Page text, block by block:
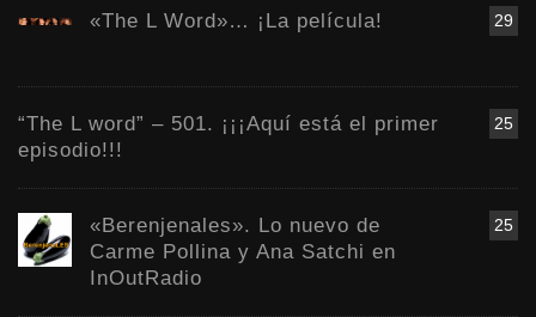
29
«The L Word»… ¡La película!
25
“The L word” – 501. ¡¡¡Aquí está el primer
episodio!!!
25
«Berenjenales». Lo nuevo de
Carme Pollina y Ana Satchi en
InOutRadio